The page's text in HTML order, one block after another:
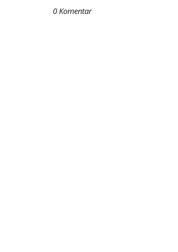
0 Komentar